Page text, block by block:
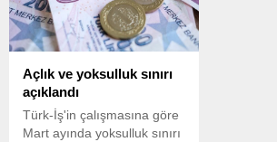
Açlık ve yoksulluk sınırı
açıklandı
Türk-İş'in çalışmasına göre
Mart ayında yoksulluk sınırı